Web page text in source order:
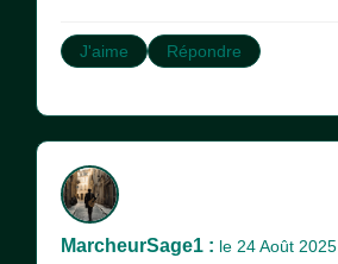
J'aime Répondre
MarcheurSage1 : le 24 Août 2025